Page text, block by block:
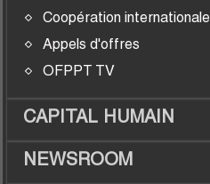
Coopération internationale
Appels d'offres
OFPPT TV
CAPITAL HUMAIN
NEWSROOM